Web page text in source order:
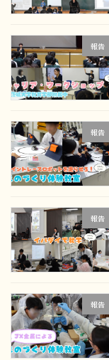
報告
報告
報告
報告